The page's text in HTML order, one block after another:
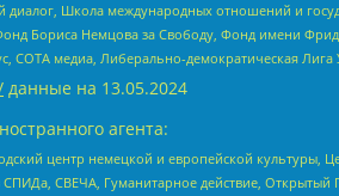
Школа международных отношений и
Бориса Немцова за Свободу, Фонд имени
СОТА медиа, Либерально-демократическая Лига
данные на 13.05.2024
агента:
центр немецкой и европейской
СВЕЧА, Гуманитарное действие, Открытый